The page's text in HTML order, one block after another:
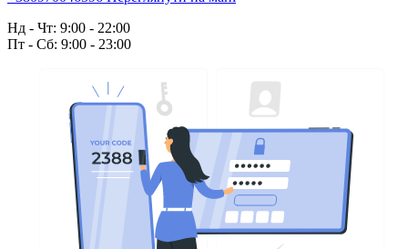
Нд - Чт: 9:00 - 22:00
Пт - Сб: 9:00 - 23:00